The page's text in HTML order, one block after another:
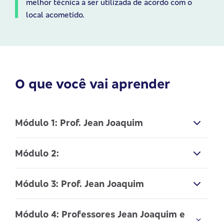
melhor técnica a ser utilizada de acordo com o
local acometido.
O que você vai aprender
Módulo 1: Prof. Jean Joaquim
Neurologia básica
Módulo 2:
neurologia
Módulo 3: Prof. Jean Joaquim
Acupuntura para tratamento das discopatias
Módulo 4: Professores Jean Joaquim e